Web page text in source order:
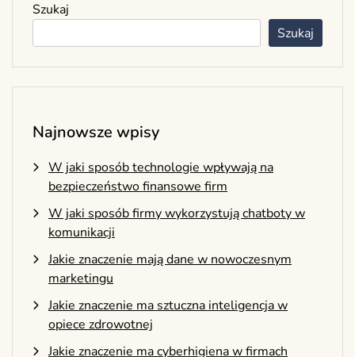
Szukaj
Szukaj
Najnowsze wpisy
W jaki sposób technologie wpływają na
bezpieczeństwo finansowe firm
W jaki sposób firmy wykorzystują chatboty w
komunikacji
Jakie znaczenie mają dane w nowoczesnym
marketingu
Jakie znaczenie ma sztuczna inteligencja w
opiece zdrowotnej
Jakie znaczenie ma cyberhigiena w firmach